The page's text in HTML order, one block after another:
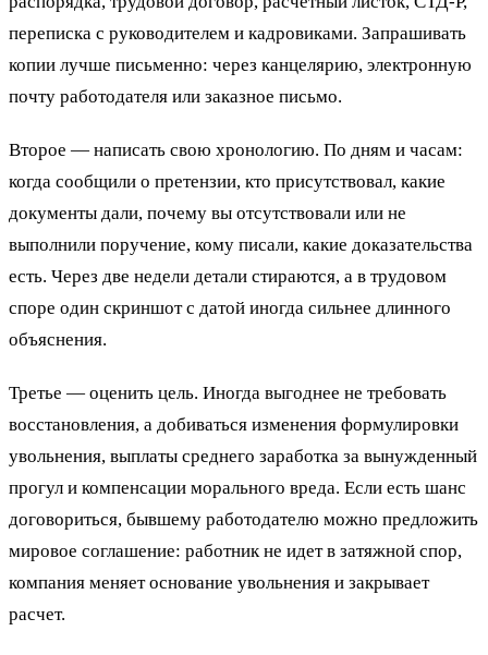
переписка с руководителем и кадровиками. Запрашивать
копии лучше письменно: через канцелярию, электронную
почту работодателя или заказное письмо.
Второе — написать свою хронологию. По дням и часам:
когда сообщили о претензии, кто присутствовал, какие
документы дали, почему вы отсутствовали или не
выполнили поручение, кому писали, какие доказательства
есть. Через две недели детали стираются, а в трудовом
споре один скриншот с датой иногда сильнее длинного
объяснения.
Третье — оценить цель. Иногда выгоднее не требовать
восстановления, а добиваться изменения формулировки
увольнения, выплаты среднего заработка за вынужденный
прогул и компенсации морального вреда. Если есть шанс
договориться, бывшему работодателю можно предложить
мировое соглашение: работник не идет в затяжной спор,
компания меняет основание увольнения и закрывает
расчет.